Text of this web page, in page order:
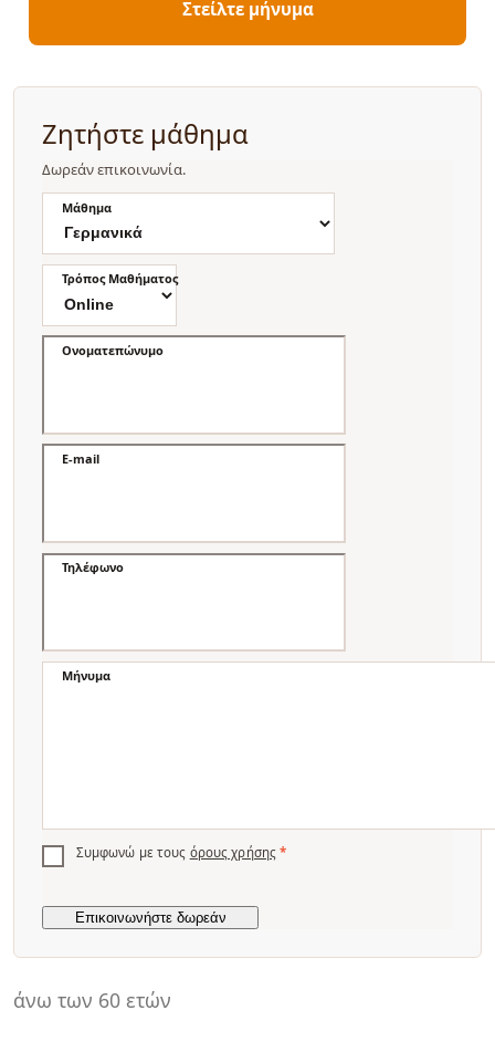
άνω των 60 ετών
Στείλτε μήνυμα
Ζητήστε μάθημα
Δωρεάν επικοινωνία.
Μάθημα
Τρόπος Μαθήματος
Ονοματεπώνυμο
E-mail
Τηλέφωνο
Μήνυμα
Συμφωνώ με τους όρους χρήσης *